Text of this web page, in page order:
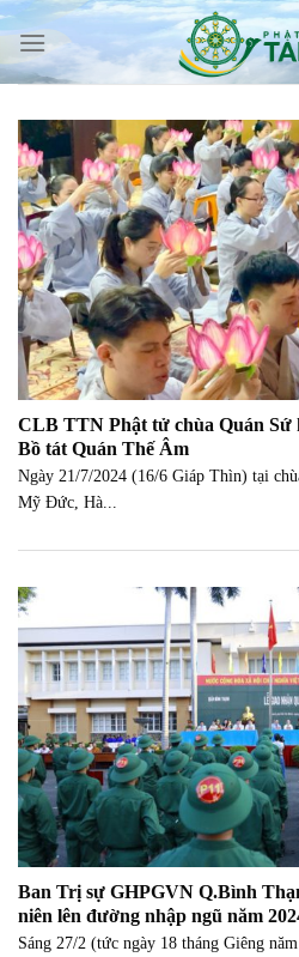
Skip
content
CLB TTN Phật tử chùa Quán Sứ
Bồ tát Quán Thế Âm
Ngày 21/7/2024 (16/6 Giáp Thìn) tại
Mỹ Đức, Hà...
Ban Trị sự GHPGVN Q.Bình
niên lên đường nhập ngũ năm
Sáng 27/2 (tức ngày 18 tháng Giêng